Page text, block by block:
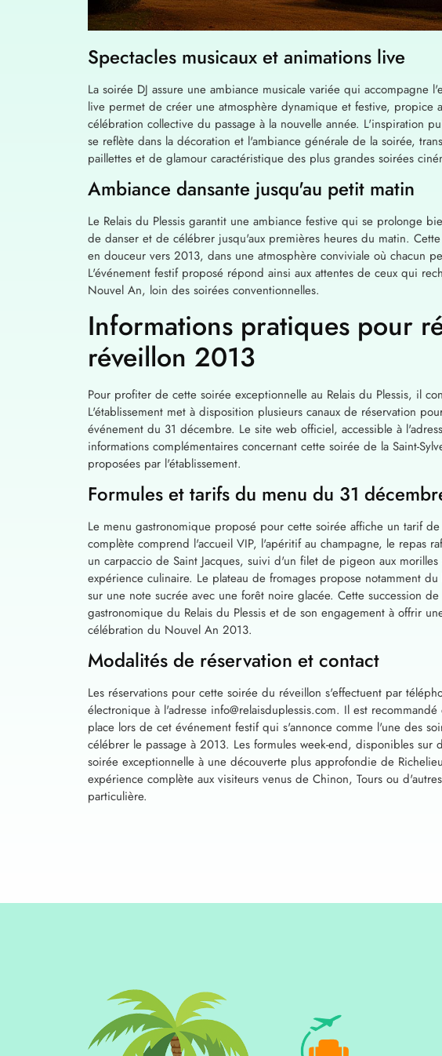
Spectacles musicaux et animations live
La soirée DJ assure une ambiance musicale variée qui accompagne
live permet de créer une atmosphère dynamique et festive, propice
célébration collective du passage à la nouvelle année. L'inspiration
se reflète dans la décoration et l'ambiance générale de la soirée,
paillettes et de glamour caractéristique des plus grandes soirées
Ambiance dansante jusqu'au petit matin
Le Relais du Plessis garantit une ambiance festive qui se prolonge
de danser et de célébrer jusqu'aux premières heures du matin.
en douceur vers 2013, dans une atmosphère conviviale où chacun
L'événement festif proposé répond ainsi aux attentes de ceux qui
Nouvel An, loin des soirées conventionnelles.
Informations pratiques pour
réveillon 2013
Pour profiter de cette soirée exceptionnelle au Relais du Plessis, il
L'établissement met à disposition plusieurs canaux de réservation
événement du 31 décembre. Le site web officiel, accessible à
informations complémentaires concernant cette soirée de la Saint-
proposées par l'établissement.
Formules et tarifs du menu du 31
Le menu gastronomique proposé pour cette soirée affiche un tarif
complète comprend l'accueil VIP, l'apéritif au champagne, le repas
un carpaccio de Saint Jacques, suivi d'un filet de pigeon aux
expérience culinaire. Le plateau de fromages propose notamment
sur une note sucrée avec une forêt noire glacée. Cette succession
gastronomique du Relais du Plessis et de son engagement à offrir
célébration du Nouvel An 2013.
Modalités de réservation et contact
Les réservations pour cette soirée du réveillon s'effectuent par
électronique à l'adresse info@relaisduplessis.com. Il est
place lors de cet événement festif qui s'annonce comme l'une des
célébrer le passage à 2013. Les formules week-end, disponibles sur
soirée exceptionnelle à une découverte plus approfondie de
expérience complète aux visiteurs venus de Chinon, Tours ou
particulière.